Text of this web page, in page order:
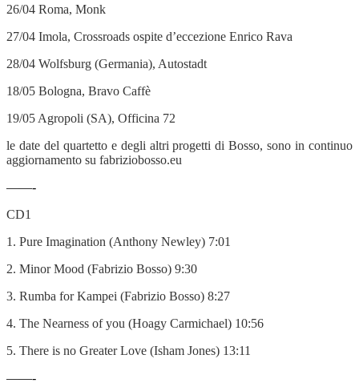
26/04 Roma, Monk
27/04 Imola, Crossroads ospite d’eccezione Enrico Rava
28/04 Wolfsburg (Germania), Autostadt
18/05 Bologna, Bravo Caffè
19/05 Agropoli (SA), Officina 72
le date del quartetto e degli altri progetti di Bosso, sono in continuo
aggiornamento su fabriziobosso.eu
——-
CD1
1. Pure Imagination (Anthony Newley) 7:01
2. Minor Mood (Fabrizio Bosso) 9:30
3. Rumba for Kampei (Fabrizio Bosso) 8:27
4. The Nearness of you (Hoagy Carmichael) 10:56
5. There is no Greater Love (Isham Jones) 13:11
——-